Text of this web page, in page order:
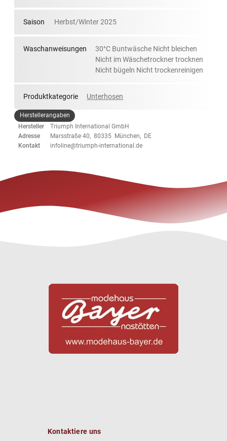
Saison Herbst/Winter 2025
Waschanweisungen
30°C Buntwäsche Nicht bleichen
Nicht im Wäschetrockner trocknen
Nicht bügeln Nicht trockenreinigen
Produktkategorie Unterhosen
Herstellerangaben
Hersteller
Triumph International GmbH
Adresse
Marsstraße 40, 80335 München, DE
Kontakt
infoline@triumph-international.de
Kontaktiere uns